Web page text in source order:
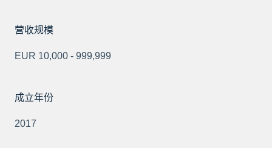
营收规模
EUR 10,000 - 999,999
成立年份
2017